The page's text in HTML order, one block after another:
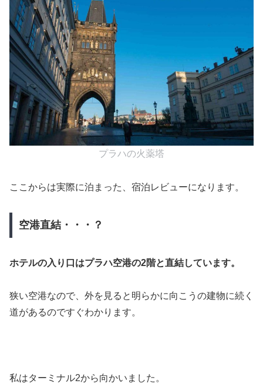
プラハの火薬塔
ここからは実際に泊まった、宿泊レビューになります。
空港直結・・・？
ホテルの入り口はプラハ空港の2階と直結しています。
狭い空港なので、外を見ると明らかに向こうの建物に続く
道があるのですぐわかります。
私はターミナル2から向かいました。